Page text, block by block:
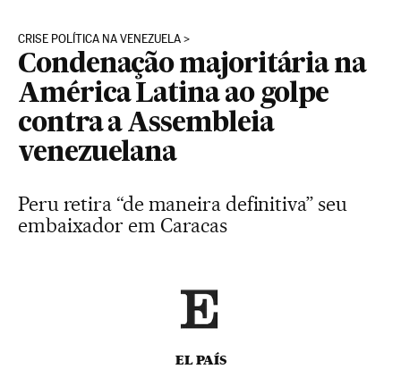
CRISE POLÍTICA NA VENEZUELA
Condenação majoritária na
América Latina ao golpe
contra a Assembleia
venezuelana
Peru retira “de maneira definitiva” seu
embaixador em Caracas
EL PAÍS